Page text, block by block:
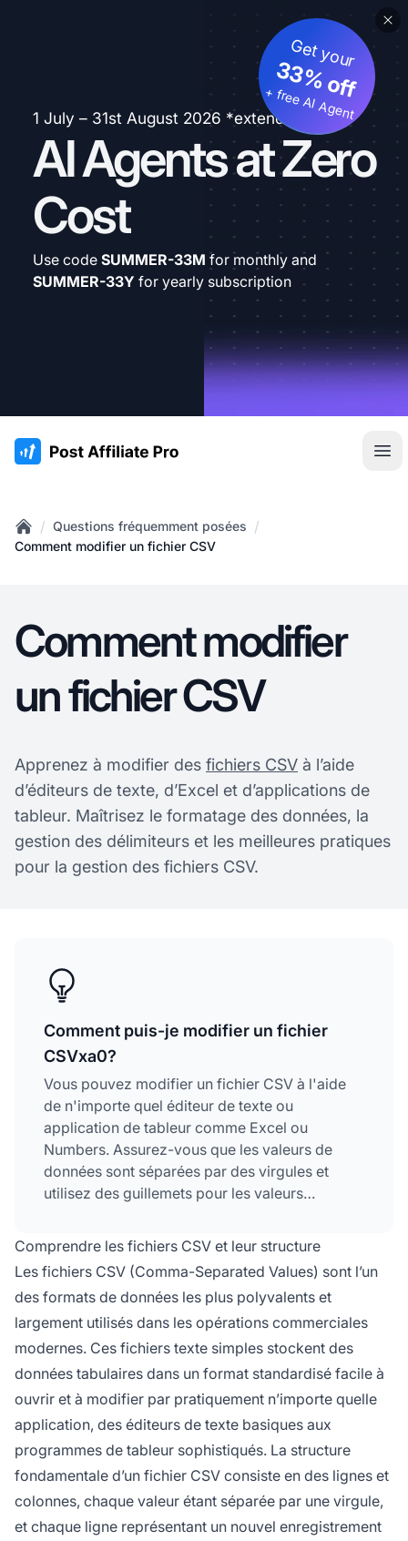
1 July – 31st August 2026 *extended
AI Agents at Zero
Cost
Get your
33% off
+ free AI Agent
Use code SUMMER-33M for monthly and
SUMMER-33Y for yearly subscription
:site.title
Home
/ Questions fréquemment posées /
Comment modifier un fichier CSV
Comment modifier
un fichier CSV
Apprenez à modifier des fichiers CSV à l’aide
d’éditeurs de texte, d’Excel et d’applications de
tableur. Maîtrisez le formatage des données, la
gestion des délimiteurs et les meilleures pratiques
pour la gestion des fichiers CSV.
Comment puis-je modifier un fichier
CSVxa0?
Vous pouvez modifier un fichier CSV à l'aide
de n'importe quel éditeur de texte ou
application de tableur comme Excel ou
Numbers. Assurez-vous que les valeurs de
données sont séparées par des virgules et
utilisez des guillemets pour les valeurs
formatage correct.
Comprendre les fichiers CSV et leur structure
Les fichiers CSV (Comma-Separated Values) sont l’un
des formats de données les plus polyvalents et
largement utilisés dans les opérations commerciales
modernes. Ces fichiers texte simples stockent des
données tabulaires dans un format standardisé facile à
ouvrir et à modifier par pratiquement n’importe quelle
application, des éditeurs de texte basiques aux
programmes de tableur sophistiqués. La structure
fondamentale d’un fichier CSV consiste en des lignes et
colonnes, chaque valeur étant séparée par une virgule,
et chaque ligne représentant un nouvel enregistrement